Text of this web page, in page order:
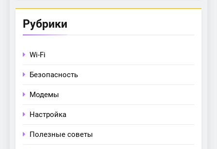
Рубрики
Wi-Fi
Безопасность
Модемы
Настройка
Полезные советы